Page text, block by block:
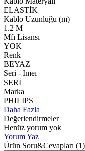
ELASTİK
Kablo Uzunluğu (m)
1.2 M
Mfı Lisansı
YOK
Renk
BEYAZ
Seri - Imeı
SERİ
Marka
PHILIPS
Daha Fazla
Değerlendirmeler
Henüz yorum yok
Yorum Yaz
Ürün Soru&Cevapları (1)